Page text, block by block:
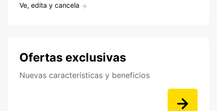
Ve, edita y cancela
Ofertas exclusivas
Nuevas características y beneficios